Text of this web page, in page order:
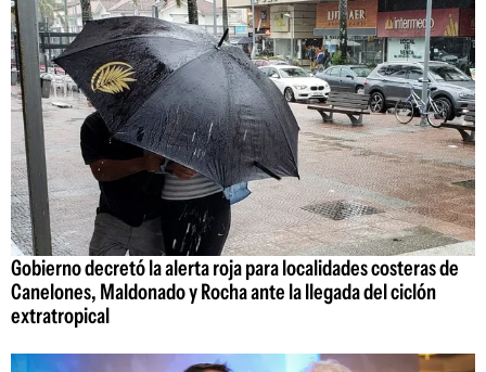
Gobierno decretó la alerta roja para localidades costeras de
Canelones, Maldonado y Rocha ante la llegada del ciclón
extratropical